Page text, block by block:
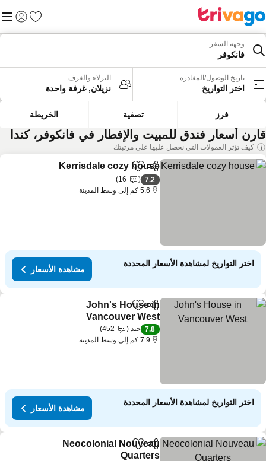
المفضلة
تسجيل
وجهة السفر
فانكوفر
تاريخ الوصول/المغادرة
اختر التواريخ
النزلاء والغرف
نزيلان, غرفة واحدة
فرز تصفية الخريطة
أسعار فندق للمبيت والإفطار في فانكوفر، كندا
كيف تؤثر العمولات التي نحصل عليها على مرتبتك
مشاركةAdd to favorites
Kerrisdale cozy house
7.2
16
5.6 كم إلى وسط المدينة
اختر التواريخ لمشاهدة الأسعار المحددة
مشاهدة الأسعار
مشاركةAdd to favorites
John's House in
Vancouver West
مشاهدة الأسعار
7.8 جيد
452
7.9 كم إلى وسط المدينة
اختر التواريخ لمشاهدة الأسعار المحددة
مشاهدة الأسعار
مشاركةAdd to favorites
Neocolonial Nouveau
Quarters